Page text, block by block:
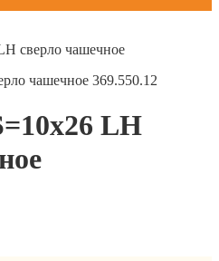
сверло чашечное
чашечное 369.550.12
LH